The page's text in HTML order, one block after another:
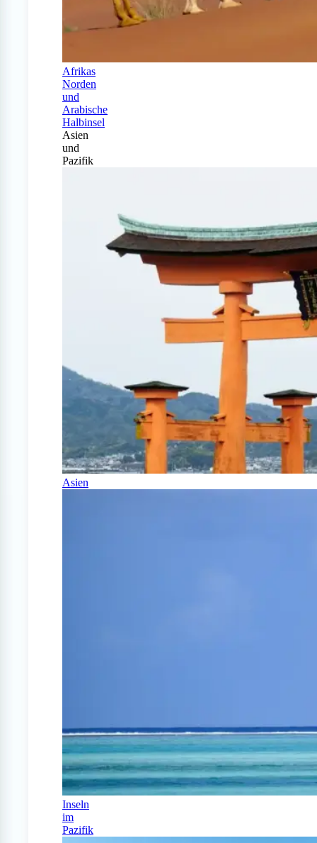
Afrikas
Norden
und
Arabische
Halbinsel
Asien
und
Pazifik
Asien
Inseln
im
Pazifik